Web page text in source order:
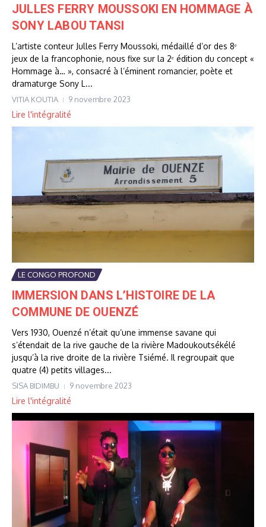
JULLES FERRY MOUSSOKI EN HOMMAGE À
SONY LABOU TANSI
L’artiste conteur Julles Ferry Moussoki, médaillé d’or des 8ᵉ
jeux de la francophonie, nous fixe sur la 2ᵉ édition du concept «
Hommage à… », consacré à l’éminent romancier, poète et
dramaturge Sony L...
VITIA KOUTIA 9 novembre 2023
Lire l'intégralité
LE CONGO PROFOND
IMMERSION DANS L’HISTOIRE DE LA
COMMUNE DE OUENZÉ
Vers 1930, Ouenzé n’était qu’une immense savane qui
s’étendait de la rive gauche de la rivière Madoukoutsékélé
jusqu’à la rive droite de la rivière Tsiémé. Il regroupait que
quatre (4) petits villages...
SISA BIDIMBU 9 novembre 2023
Lire l'intégralité